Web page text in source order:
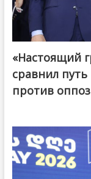
@ქართული
«Настоящий
сравнил
против